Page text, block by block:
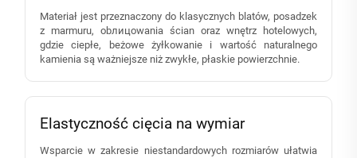
Materiał jest przeznaczony do klasycznych blatów, posadzek
z marmuru, obлицowania ścian oraz wnętrz hotelowych,
gdzie ciepłe, beżowe żyłkowanie i wartość naturalnego
kamienia są ważniejsze niż zwykłe, płaskie powierzchnie.
Elastyczność cięcia na wymiar
Wsparcie w zakresie niestandardowych rozmiarów ułatwia